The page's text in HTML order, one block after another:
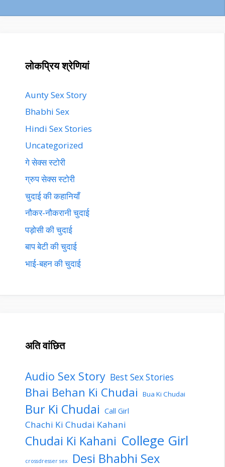
लोकप्रिय श्रेणियां
Aunty Sex Story
Bhabhi Sex
Hindi Sex Stories
Uncategorized
गे सेक्स स्टोरी
ग्रुप सेक्स स्टोरी
चुदाई की कहानियाँ
नौकर-नौकरानी चुदाई
पड़ोसी की चुदाई
बाप बेटी की चुदाई
भाई-बहन की चुदाई
अति वांछित
Audio Sex Story Best Sex Stories
Bhai Behan Ki Chudai Bua Ki Chudai
Bur Ki Chudai Call Girl
Chachi Ki Chudai Kahani
Chudai Ki Kahani College Girl
crossdresser sex Desi Bhabhi Sex